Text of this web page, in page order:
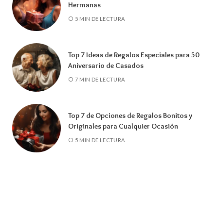
Hermanas
5 MIN DE LECTURA
Top 7 Ideas de Regalos Especiales para 50
Aniversario de Casados
7 MIN DE LECTURA
Top 7 de Opciones de Regalos Bonitos y
Originales para Cualquier Ocasión
5 MIN DE LECTURA